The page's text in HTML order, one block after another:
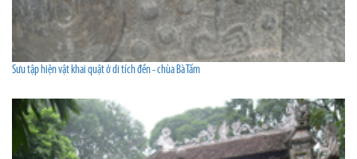
Sưu tập hiện vật khai quật ở di tích đền - chùa Bà Tấm